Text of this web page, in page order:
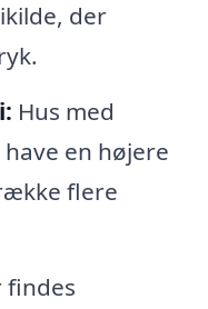
der
Hus med
en højere
flere
findes